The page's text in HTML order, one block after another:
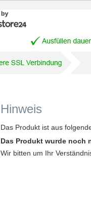
Hinweis
Das Produkt ist aus
Das Produkt wurde noch
Wir bitten um Ihr